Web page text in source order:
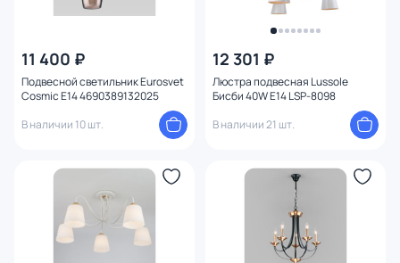
11 400 ₽
Подвесной светильник Eurosvet
Cosmic E14 4690389132025
В наличии 10 шт.
12 301 ₽
Люстра подвесная Lussole
Бисби 40W E14 LSP-8098
В наличии 21 шт.